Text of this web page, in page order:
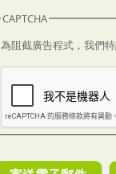
CAPTCHA
為阻截廣告程式，我們